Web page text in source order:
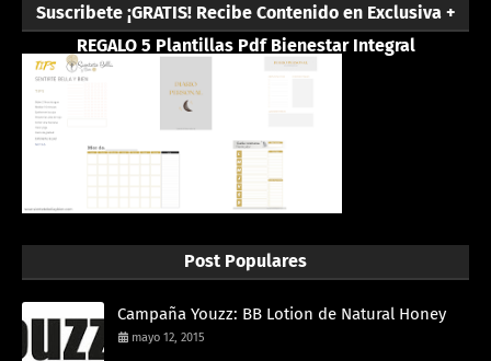
Suscribete ¡GRATIS! Recibe Contenido en Exclusiva +
REGALO 5 Plantillas Pdf Bienestar Integral
Post Populares
Campaña Youzz: BB Lotion de Natural Honey
mayo 12, 2015